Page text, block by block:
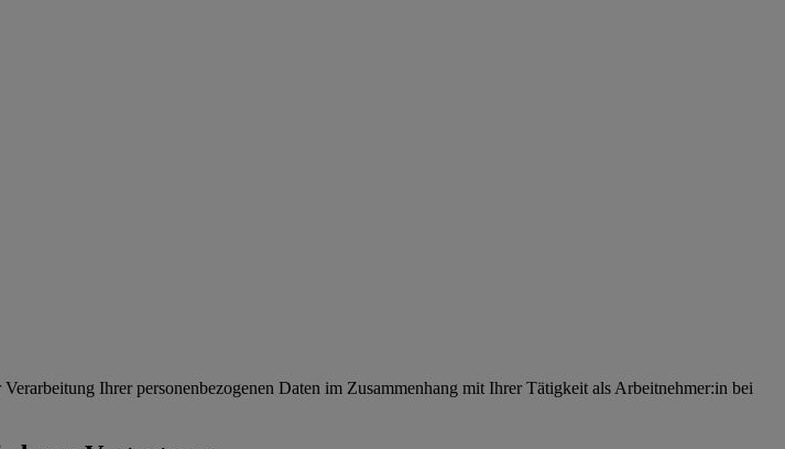
Ihrer personenbezogenen Daten im Zusammenhang mit Ihrer Tätigkeit als Arbeitnehmer:in bei